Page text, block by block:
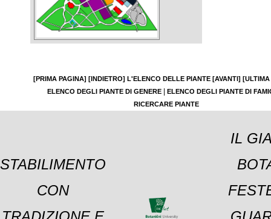
[PRIMA PAGINA] [INDIETRO] L'ELENCO DELLE PIANTE [AVANTI]
ELENCO DEGLI PIANTE DI GENERE
ELENCO DEGLI PIANTE DI
RICERCARE PIANTE
STABILIMENTO
CON
IL